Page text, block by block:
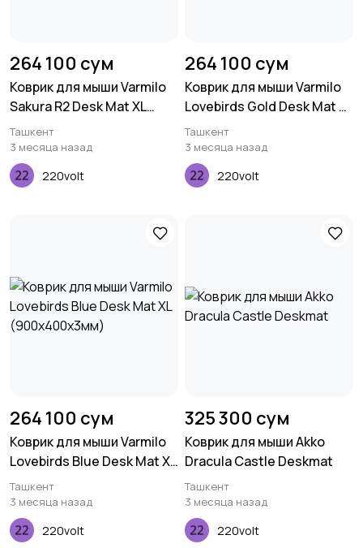
264 100 сум
Коврик для мыши Varmilo
Sakura R2 Desk Mat XL
(900х400х3мм)
Ташкент
3 месяца назад
220volt
264 100 сум
Коврик для мыши Varmilo
Lovebirds Gold Desk Mat XL
(900х400х3мм)
Ташкент
3 месяца назад
220volt
264 100 сум
Коврик для мыши Varmilo
Lovebirds Blue Desk Mat XL
(900х400х3мм)
Ташкент
3 месяца назад
220volt
325 300 сум
Коврик для мыши Akko
Dracula Castle Deskmat
Ташкент
3 месяца назад
220volt